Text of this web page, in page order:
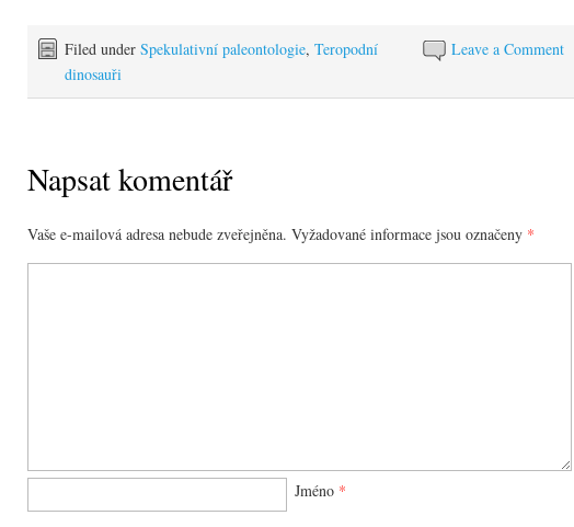
Leave a Comment
Filed under Spekulativní paleontologie, Teropodní
dinosauři
Napsat komentář
Vaše e-mailová adresa nebude zveřejněna. Vyžadované informace jsou označeny *
Jméno *